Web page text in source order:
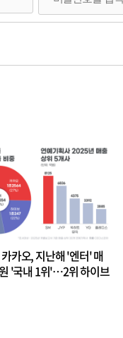
카오, 지난해 '엔터' 매
'국내 1위'…2위 하이브